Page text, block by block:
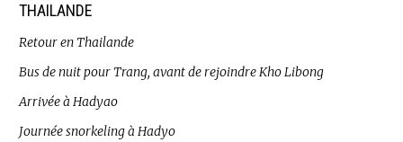
THAILANDE
Retour en Thailande
Bus de nuit pour Trang, avant de rejoindre Kho Libong
Arrivée à Hadyao
Journée snorkeling à Hadyo